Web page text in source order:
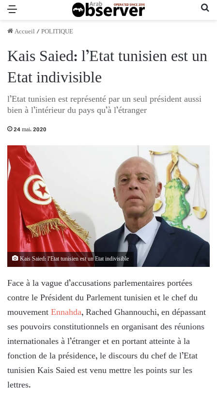
Accueil /POLITIQUE
Kais Saied: l’Etat tunisien est un
Etat indivisible
l’Etat tunisien est représenté par un seul président aussi
bien à l’intérieur du pays qu’à l’étranger
24 mai، 2020
Kais Saied: l’Etat tunisien est un Etat indivisible
Face à la vague d’accusations parlementaires portées
contre le Président du Parlement tunisien et le chef du
mouvementEnnahda, Rached Ghannouchi, en dépassant
ses pouvoirs constitutionnels en organisant des réunions
internationales à l’étranger et en portant atteinte à la
fonction de la présidence, le discours du chef de l’Etat
tunisien Kais Saied est venu mettre les points sur les
lettres.